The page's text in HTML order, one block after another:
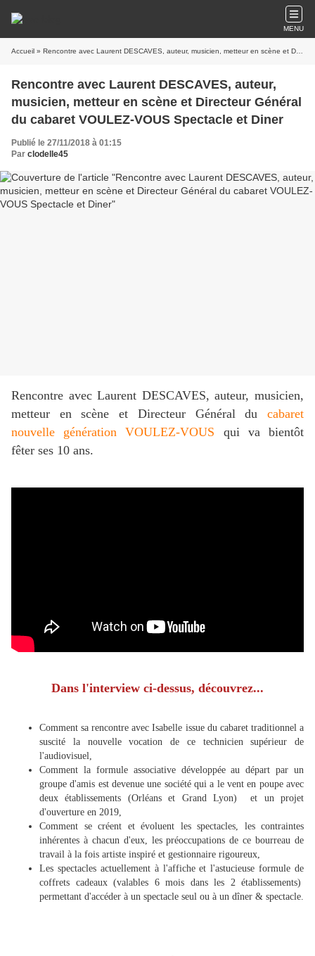
MENU
Accueil » Rencontre avec Laurent DESCAVES, auteur, musicien, metteur en scène et Directeur Général du cabaret VOULEZ-VOUS Spectacle et Diner
Rencontre avec Laurent DESCAVES, auteur,
musicien, metteur en scène et Directeur Général
du cabaret VOULEZ-VOUS Spectacle et Diner
Publié le 27/11/2018 à 01:15
Par clodelle45
Rencontre avec Laurent DESCAVES, auteur, musicien,
metteur en scène et Directeur Général du cabaret
nouvelle génération VOULEZ-VOUS qui va bientôt
fêter ses 10 ans.
Dans l'interview ci-dessus, découvrez...
Comment sa rencontre avec Isabelle issue du cabaret traditionnel a
suscité la nouvelle vocation de ce technicien supérieur de
l'audiovisuel,
Comment la formule associative développée au départ par un
groupe d'amis est devenue une société qui a le vent en poupe avec
deux établissements (Orléans et Grand Lyon) et un projet
d'ouverture en 2019,
Comment se créent et évoluent les spectacles, les contraintes
inhérentes à chacun d'eux, les préoccupations de ce bourreau de
travail à la fois artiste inspiré et gestionnaire rigoureux,
Les spectacles actuellement à l'affiche et l'astucieuse formule de
coffrets cadeaux (valables 6 mois dans les 2 établissements)
permettant d'accéder à un spectacle seul ou à un dîner & spectacle.